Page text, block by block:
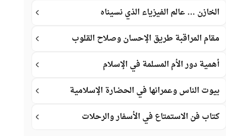
الخازن … عالم الفيزياء الذي نسيناه
مقام المراقبة طريق الإحسان وصلاح القلوب
أهمية دور الأم المسلمة في الإسلام
بيوت الناس وعمرانها في الحضارة الإسلامية
كتاب فن الاستمتاع في الأسفار والرحلات